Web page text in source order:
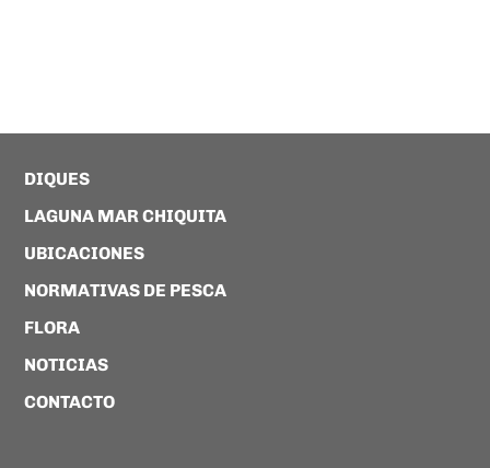
DIQUES
LAGUNA MAR CHIQUITA
UBICACIONES
NORMATIVAS DE PESCA
FLORA
NOTICIAS
CONTACTO